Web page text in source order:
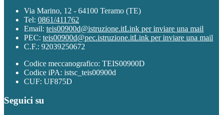
Via Marino, 12 - 64100 Teramo (TE)
Tel: 0861/411762
Email: teis00900d@istruzione.itLink per inviare una mail
PEC: teis00900d@pec.istruzione.itLink per inviare una mail
C.F.: 92039250672
Codice meccanografico: TEIS00900D
Codice iPA: istsc_teis00900d
CUF: UF875D
Seguici su